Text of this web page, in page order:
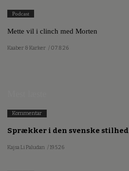
Podcast
Mette vil i clinch med Morten
Kaaber & Karker / 07.8.26
Kommentar
Sprækker i den svenske stilhed
Kajsa Li Paludan / 19.5.26